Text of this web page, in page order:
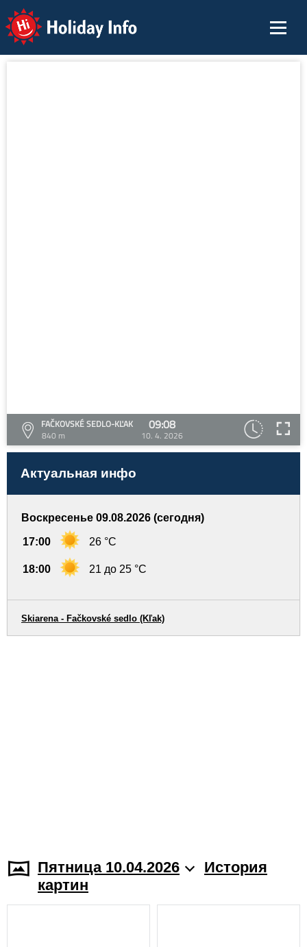
Holiday Info
FAČKOVSKÉ SEDLO-KĽAK
840 m
09:08
10. 4. 2026
Актуальная инфо
Воскресенье 09.08.2026 (сегодня)
17:00 26 °C
18:00 21 до 25 °C
Skiarena - Fačkovské sedlo (Kľak)
Пятница 10.04.2026
История
картин